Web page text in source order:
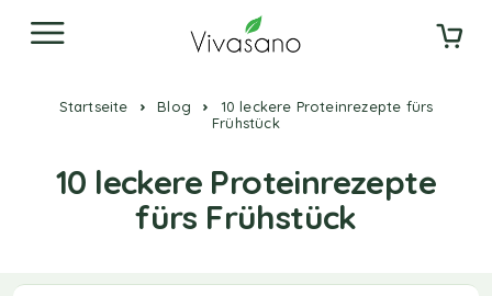
Startseite Blog
10 leckere Proteinrezepte fürs
Frühstück
10 leckere Proteinrezepte
fürs Frühstück